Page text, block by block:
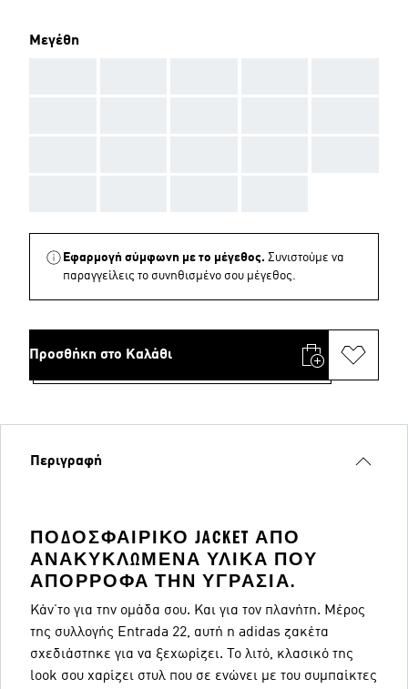
Μεγέθη
Εφαρμογή σύμφωνη με το μέγεθος. Συνιστούμε να
παραγγείλεις το συνηθισμένο σου μέγεθος.
Προσθήκη στο Καλάθι
Περιγραφή
ΠΟΔΟΣΦΑΙΡΙΚΌ JACKET ΑΠΌ
ΑΝΑΚΥΚΛΩΜΈΝΑ ΥΛΙΚΆ ΠΟΥ
ΑΠΟΡΡΟΦΆ ΤΗΝ ΥΓΡΑΣΊΑ.
Κάν΄το για την ομάδα σου. Και για τον πλανήτη. Μέρος
της συλλογής Entrada 22, αυτή η adidas ζακέτα
σχεδιάστηκε για να ξεχωρίζει. Το λιτό, κλασικό της
look σου χαρίζει στυλ που σε ενώνει με του συμπαίκτες